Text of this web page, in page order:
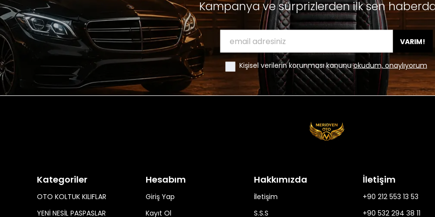
Kampanya ve sürprizlerden ilk sen
VARIM!
Kişisel verilerin korunması kanunuokudum, onaylıyorum
Kategoriler
OTO KOLTUK KILIFLAR
YENİ NESİL PASPASLAR
Hesabım
Giriş Yap
Kayıt Ol
Hakkımızda
İletişim
S.S.S
İletişim
+90 212 553 13 53
+90 532 294 38 11